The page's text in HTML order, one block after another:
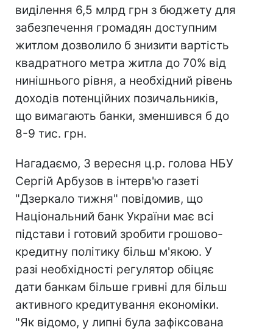
виділення 6,5 млрд грн з бюджету для
забезпечення громадян доступним
житлом дозволило б знизити вартість
квадратного метра житла до 70% від
нинішнього рівня, а необхідний рівень
доходів потенційних позичальників,
що вимагають банки, зменшився б до
8-9 тис. грн.
Нагадаємо, 3 вересня ц.р. голова НБУ
Сергій Арбузов в інтерв'ю газеті
"Дзеркало тижня" повідомив, що
Національний банк України має всі
підстави і готовий зробити грошово-
кредитну політику більш м'якою. У
разі необхідності регулятор обіцяє
дати банкам більше гривні для більш
активного кредитування економіки.
"Як відомо, у липні була зафіксована